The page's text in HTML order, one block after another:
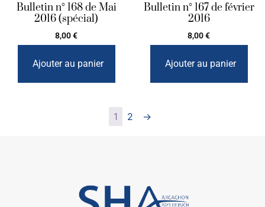
Bulletin n° 168 de Mai
2016 (spécial)
8,00€
Ajouter au panier
Bulletin n° 167 de février
2016
8,00€
Ajouter au panier
1 2 →